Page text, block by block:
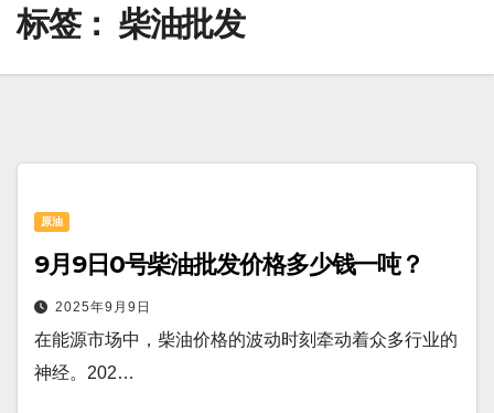
标签： 柴油批发
原油
9月9日0号柴油批发价格多少钱一吨？
2025年9月9日
在能源市场中，柴油价格的波动时刻牵动着众多行业的
神经。202…